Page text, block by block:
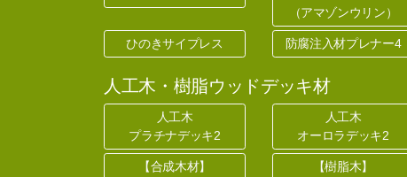
（アマゾンウリン）
ひのきサイプレス 防腐注入材プレナー4
人工木・樹脂ウッドデッキ材
人工木
プラチナデッキ2
人工木
オーロラデッキ2
【合成木材】
【樹脂木】